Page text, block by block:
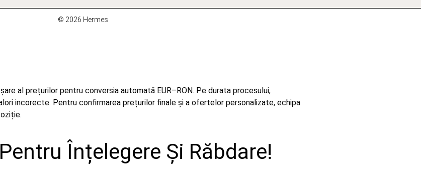
© 2026 Hermes
al prețurilor pentru conversia automată EUR–RON. Pe durata procesului,
incorecte. Pentru confirmarea prețurilor finale și a ofertelor personalizate, echipa
Înțelegere Și Răbdare!